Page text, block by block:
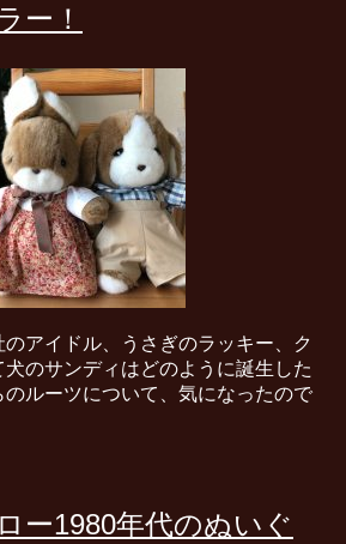
ー！
のアイドル、うさぎのラッキー、ク
のサンディはどのように誕生した
ルーツについて、気になったので
ー1980年代のぬいぐ